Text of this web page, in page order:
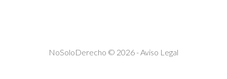
NoSoloDerecho © 2026 - Aviso Legal